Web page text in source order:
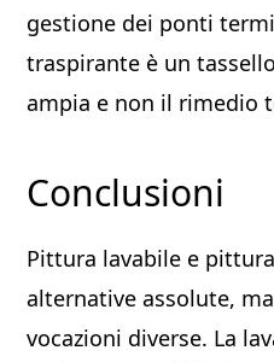
gestione dei ponti
traspirante è un
ampia e non il rimedio
Conclusioni
Pittura lavabile e
alternative assolute,
vocazioni diverse. La